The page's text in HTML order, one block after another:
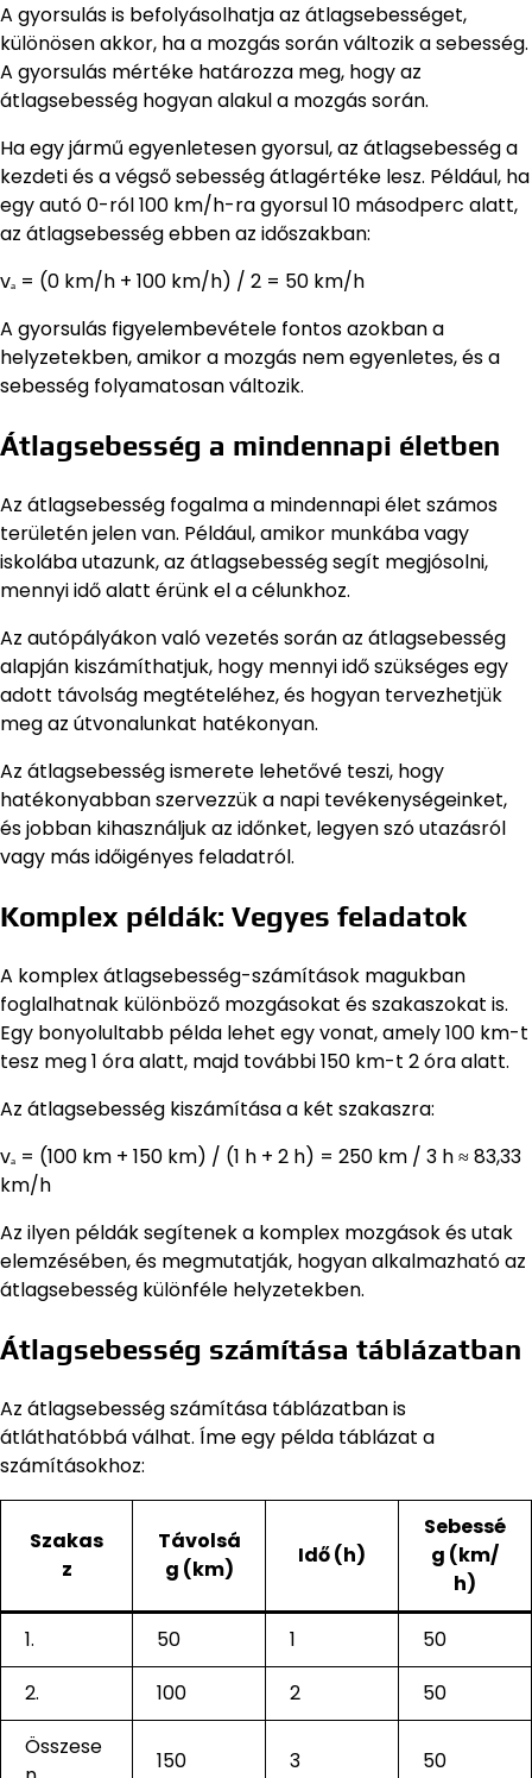
A gyorsulás is befolyásolhatja az átlagsebességet,
különösen akkor, ha a mozgás során változik a sebesség.
A gyorsulás mértéke határozza meg, hogy az
átlagsebesség hogyan alakul a mozgás során.
Ha egy jármű egyenletesen gyorsul, az átlagsebesség a
kezdeti és a végső sebesség átlagértéke lesz. Például, ha
egy autó 0-ról 100 km/h-ra gyorsul 10 másodperc alatt,
az átlagsebesség ebben az időszakban:
vₐ = (0 km/h + 100 km/h) / 2 = 50 km/h
A gyorsulás figyelembevétele fontos azokban a
helyzetekben, amikor a mozgás nem egyenletes, és a
sebesség folyamatosan változik.
Átlagsebesség a mindennapi életben
Az átlagsebesség fogalma a mindennapi élet számos
területén jelen van. Például, amikor munkába vagy
iskolába utazunk, az átlagsebesség segít megjósolni,
mennyi idő alatt érünk el a célunkhoz.
Az autópályákon való vezetés során az átlagsebesség
alapján kiszámíthatjuk, hogy mennyi idő szükséges egy
adott távolság megtételéhez, és hogyan tervezhetjük
meg az útvonalunkat hatékonyan.
Az átlagsebesség ismerete lehetővé teszi, hogy
hatékonyabban szervezzük a napi tevékenységeinket,
és jobban kihasználjuk az időnket, legyen szó utazásról
vagy más időigényes feladatról.
Komplex példák: Vegyes feladatok
A komplex átlagsebesség-számítások magukban
foglalhatnak különböző mozgásokat és szakaszokat is.
Egy bonyolultabb példa lehet egy vonat, amely 100 km-t
tesz meg 1 óra alatt, majd további 150 km-t 2 óra alatt.
Az átlagsebesség kiszámítása a két szakaszra:
vₐ = (100 km + 150 km) / (1 h + 2 h) = 250 km / 3 h ≈ 83,33
km/h
Az ilyen példák segítenek a komplex mozgások és utak
elemzésében, és megmutatják, hogyan alkalmazható az
átlagsebesség különféle helyzetekben.
Átlagsebesség számítása táblázatban
Az átlagsebesség számítása táblázatban is
átláthatóbbá válhat. Íme egy példa táblázat a
számításokhoz:
Szakas
z
Távolsá
g (km)
Idő (h)
Sebessé
g (km/
h)
1. 50 1
50
2.
100 2
50
Összese
150 3 50